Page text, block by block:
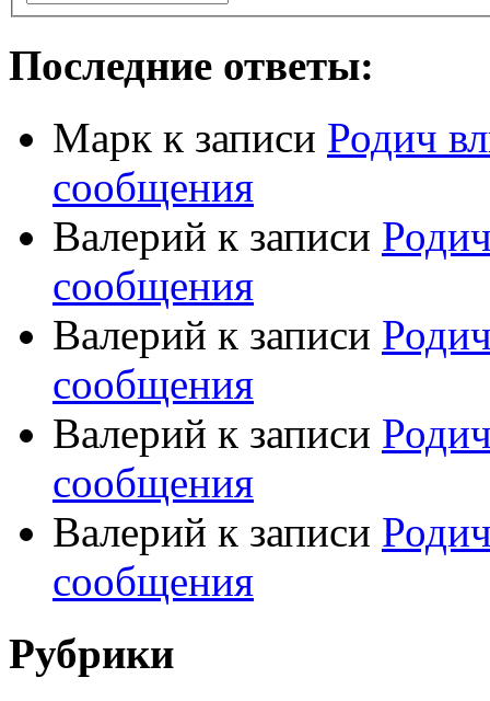
Последние ответы:
Марк к записи Родич
сообщения
Валерий к записи
сообщения
Валерий к записи
сообщения
Валерий к записи
сообщения
Валерий к записи
сообщения
Рубрики